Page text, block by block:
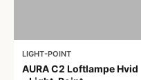
LIGHT-POINT
AURA C2 Loftlampe Hvid